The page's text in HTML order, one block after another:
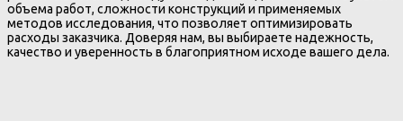
объема работ, сложности конструкций и применяемых
методов исследования, что позволяет оптимизировать
расходы заказчика. Доверяя нам, вы выбираете надежность,
качество и уверенность в благоприятном исходе вашего дела.